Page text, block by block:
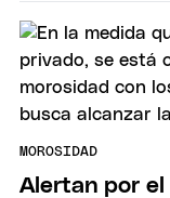
MOROSIDAD
Alertan por el